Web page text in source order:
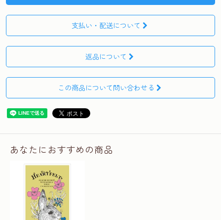
支払い・配送について
返品について
この商品について問い合わせる
あなたにおすすめの商品